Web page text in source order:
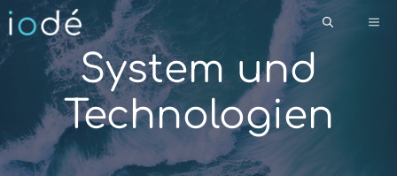
Zum
Inhalt
springen System und
Technologien